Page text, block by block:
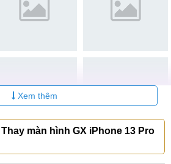
thoạiMobileCity Care
- Đường đi:Xem bản đồ
- Đường đi: Xem bản đồ
Hai Bà Trưng
Xem thêm
màn hình GX iPhone 13 Pro